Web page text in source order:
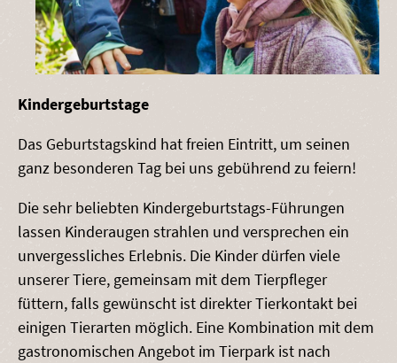
Kindergeburtstage
Das Geburtstagskind hat freien Eintritt, um seinen
ganz besonderen Tag bei uns gebührend zu feiern!
Die sehr beliebten Kindergeburtstags-Führungen
lassen Kinderaugen strahlen und versprechen ein
unvergessliches Erlebnis. Die Kinder dürfen viele
unserer Tiere, gemeinsam mit dem Tierpfleger
füttern, falls gewünscht ist direkter Tierkontakt bei
einigen Tierarten möglich. Eine Kombination mit dem
gastronomischen Angebot im Tierpark ist nach